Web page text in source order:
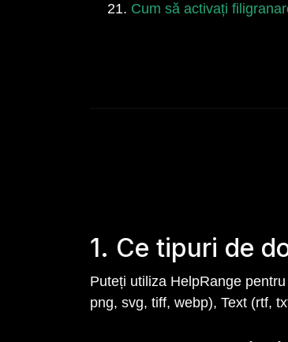
Cum să activați
1. Ce tipuri de
Puteți utiliza HelpRange
png, svg, tiff, webp), Text (rtf,